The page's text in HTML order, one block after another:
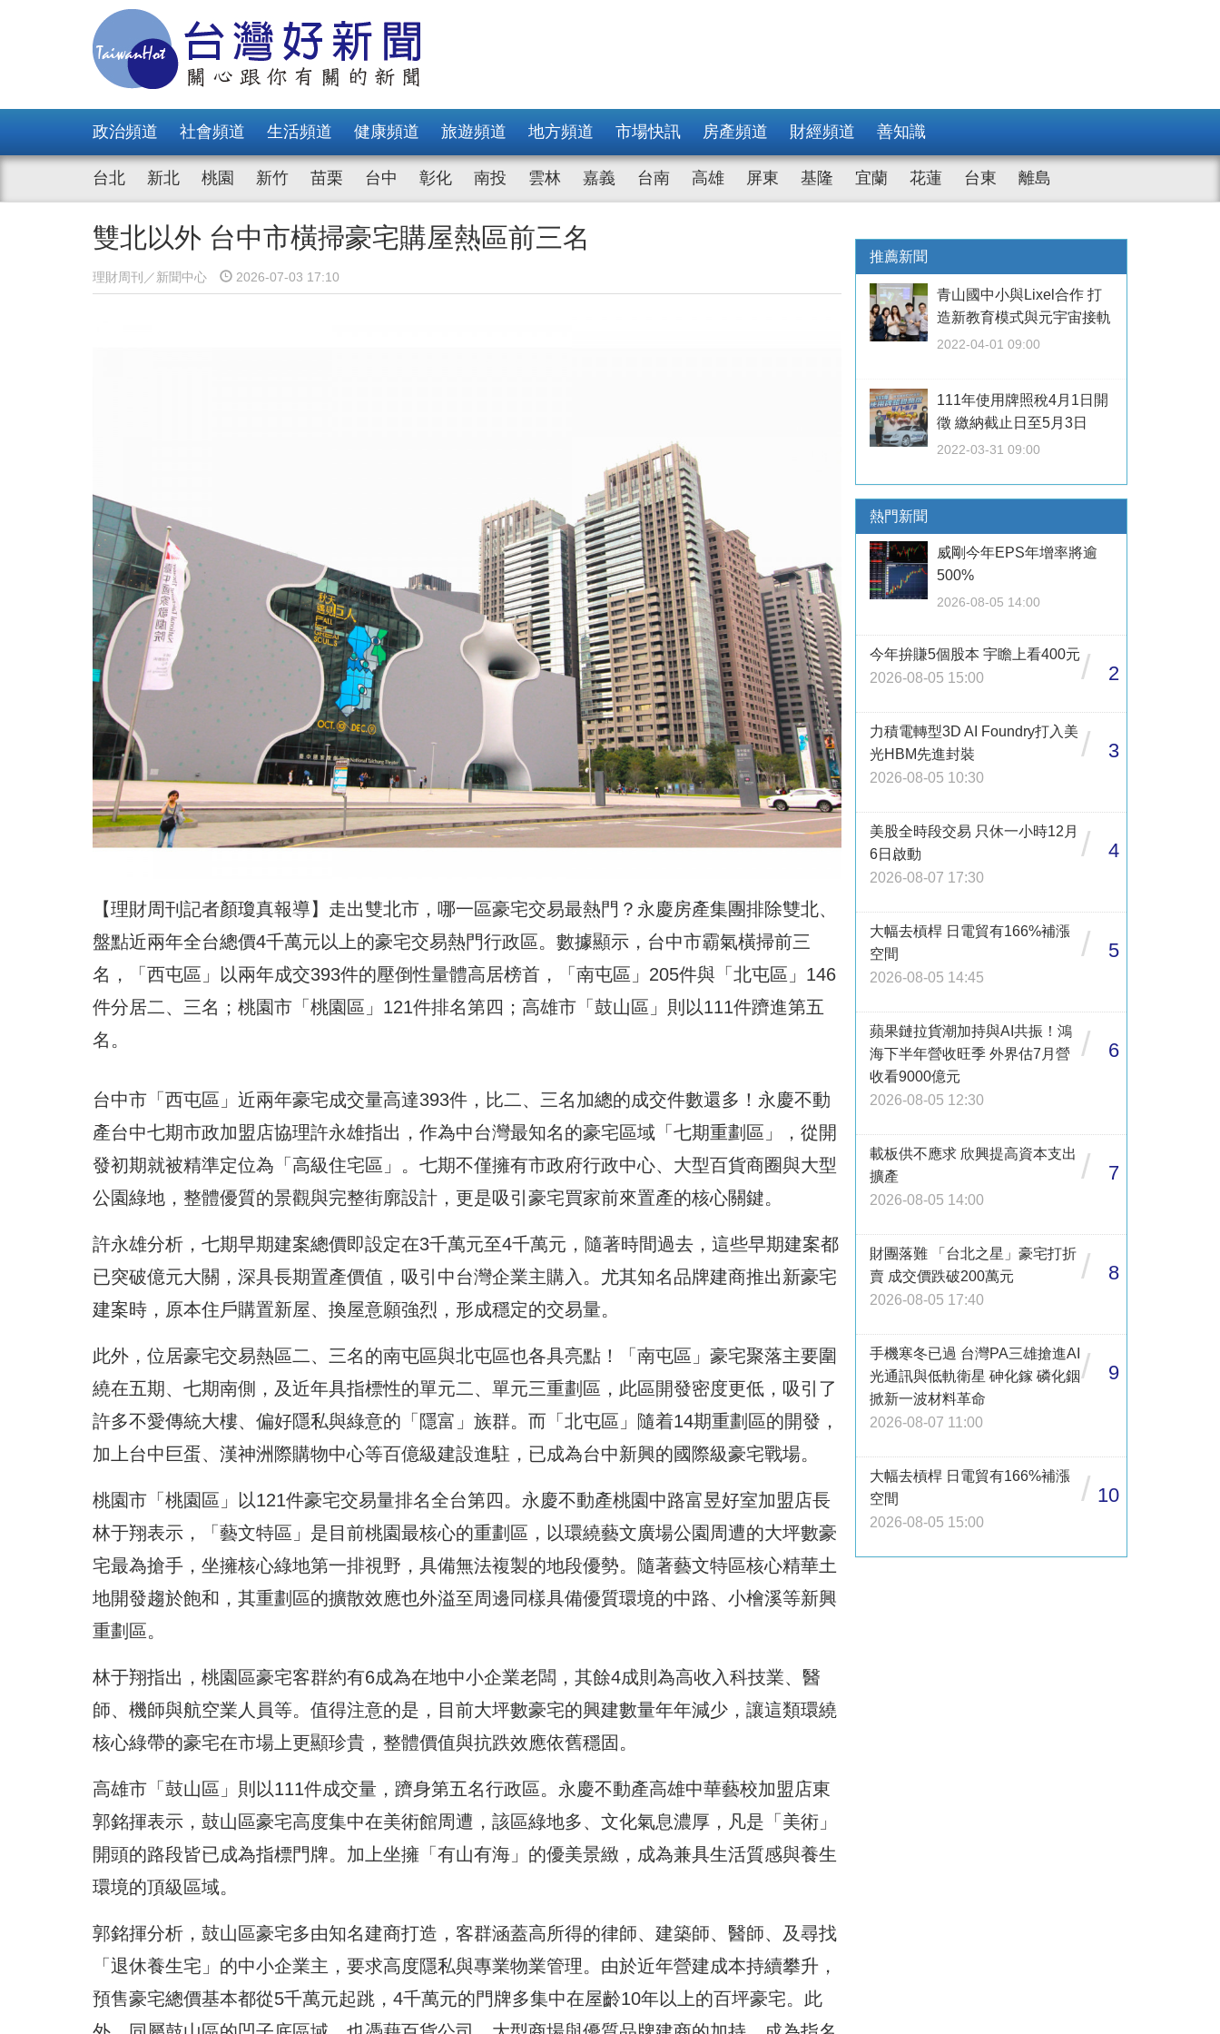
政治頻道 社會頻道 生活頻道 健康頻道 旅遊頻道 地方頻道 市場快訊 房產頻道 財經頻道 善知識
台北 新北 桃園 新竹 苗栗 台中 彰化 南投 雲林 嘉義 台南 高雄 屏東 基隆 宜蘭 花蓮 台東 離島
雙北以外 台中市橫掃豪宅購屋熱區前三名
理財周刊／新聞中心 2026-07-03 17:10
【理財周刊記者顏瓊真報導】走出雙北市，哪一區豪宅交易最熱門？永慶房產集團排除雙北、
盤點近兩年全台總價4千萬元以上的豪宅交易熱門行政區。數據顯示，台中市霸氣橫掃前三
名，「西屯區」以兩年成交393件的壓倒性量體高居榜首，「南屯區」205件與「北屯區」146
件分居二、三名；桃園市「桃園區」121件排名第四；高雄市「鼓山區」則以111件躋進第五
名。
台中市「西屯區」近兩年豪宅成交量高達393件，比二、三名加總的成交件數還多！永慶不動
產台中七期市政加盟店協理許永雄指出，作為中台灣最知名的豪宅區域「七期重劃區」，從開
發初期就被精準定位為「高級住宅區」。七期不僅擁有市政府行政中心、大型百貨商圈與大型
公園綠地，整體優質的景觀與完整街廓設計，更是吸引豪宅買家前來置產的核心關鍵。
許永雄分析，七期早期建案總價即設定在3千萬元至4千萬元，隨著時間過去，這些早期建案都
已突破億元大關，深具長期置產價值，吸引中台灣企業主購入。尤其知名品牌建商推出新豪宅
建案時，原本住戶購置新屋、換屋意願強烈，形成穩定的交易量。
此外，位居豪宅交易熱區二、三名的南屯區與北屯區也各具亮點！「南屯區」豪宅聚落主要圍
繞在五期、七期南側，及近年具指標性的單元二、單元三重劃區，此區開發密度更低，吸引了
許多不愛傳統大樓、偏好隱私與綠意的「隱富」族群。而「北屯區」隨着14期重劃區的開發，
加上台中巨蛋、漢神洲際購物中心等百億級建設進駐，已成為台中新興的國際級豪宅戰場。
桃園市「桃園區」以121件豪宅交易量排名全台第四。永慶不動產桃園中路富昱好室加盟店長
林于翔表示，「藝文特區」是目前桃園最核心的重劃區，以環繞藝文廣場公園周遭的大坪數豪
宅最為搶手，坐擁核心綠地第一排視野，具備無法複製的地段優勢。隨著藝文特區核心精華土
地開發趨於飽和，其重劃區的擴散效應也外溢至周邊同樣具備優質環境的中路、小檜溪等新興
重劃區。
林于翔指出，桃園區豪宅客群約有6成為在地中小企業老闆，其餘4成則為高收入科技業、醫
師、機師與航空業人員等。值得注意的是，目前大坪數豪宅的興建數量年年減少，讓這類環繞
核心綠帶的豪宅在市場上更顯珍貴，整體價值與抗跌效應依舊穩固。
高雄市「鼓山區」則以111件成交量，躋身第五名行政區。永慶不動產高雄中華藝校加盟店東
郭銘揮表示，鼓山區豪宅高度集中在美術館周遭，該區綠地多、文化氣息濃厚，凡是「美術」
開頭的路段皆已成為指標門牌。加上坐擁「有山有海」的優美景緻，成為兼具生活質感與養生
環境的頂級區域。
郭銘揮分析，鼓山區豪宅多由知名建商打造，客群涵蓋高所得的律師、建築師、醫師、及尋找
「退休養生宅」的中小企業主，要求高度隱私與專業物業管理。由於近年營建成本持續攀升，
預售豪宅總價基本都從5千萬元起跳，4千萬元的門牌多集中在屋齡10年以上的百坪豪宅。此
推薦新聞
青山國中小與Lixel合作 打
造新教育模式與元宇宙接軌
2022-04-01 09:00
111年使用牌照稅4月1日開
徵 繳納截止日至5月3日
2022-03-31 09:00
熱門新聞
威剛今年EPS年增率將逾
500%
2026-08-05 14:00
今年拚賺5個股本 宇瞻上看400元
2026-08-05 15:00
/ 2
力積電轉型3D AI Foundry打入美
光HBM先進封裝
2026-08-05 10:30
/ 3
美股全時段交易 只休一小時12月
6日啟動
2026-08-07 17:30
/ 4
大幅去槓桿 日電貿有166%補漲
空間
2026-08-05 14:45
/ 5
蘋果鏈拉貨潮加持與AI共振！鴻
海下半年營收旺季 外界估7月營
收看9000億元
2026-08-05 12:30
/ 6
載板供不應求 欣興提高資本支出
擴產
2026-08-05 14:00
/ 7
財團落難 「台北之星」豪宅打折
賣 成交價跌破200萬元
2026-08-05 17:40
/ 8
手機寒冬已過 台灣PA三雄搶進AI
光通訊與低軌衛星 砷化鎵 磷化銦
掀新一波材料革命
2026-08-07 11:00
/ 9
大幅去槓桿 日電貿有166%補漲
空間
2026-08-05 15:00
/ 10